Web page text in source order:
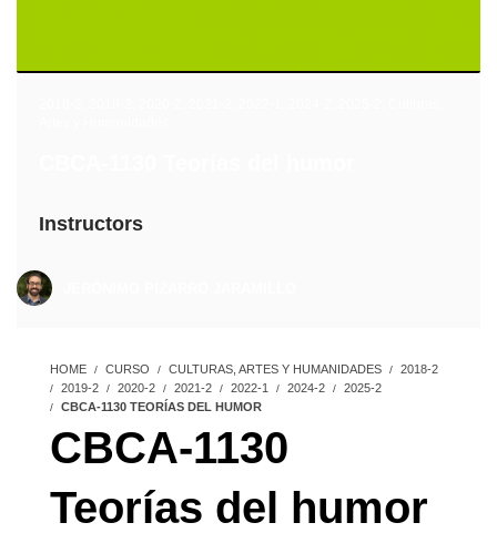
Instructors
HOME CURSO CULTURAS, ARTES Y HUMANIDADES
2018-2
2019-2
2020-2 2021-2 2022-1 2024-2
2025-2
CBCA-1130 TEORÍAS DEL HUMOR
CBCA-1130
Teorías del humor